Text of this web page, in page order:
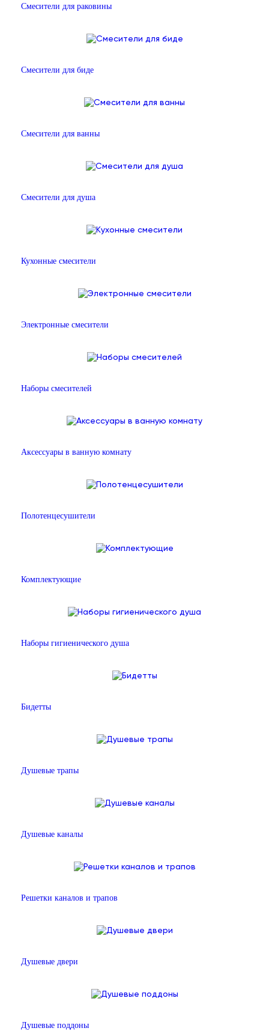
Смесители для раковины
Смесители для биде
Смесители для ванны
Смесители для душа
Кухонные смесители
Электронные смесители
Наборы смесителей
Аксессуары в ванную комнату
Полотенцесушители
Комплектующие
Наборы гигиенического душа
Бидетты
Душевые трапы
Душевые каналы
Решетки каналов и трапов
Душевые двери
Душевые поддоны